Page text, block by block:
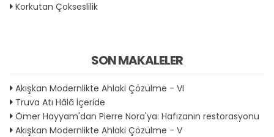
Korkutan Çokseslilik
SON MAKALELER
Akışkan Modernlikte Ahlaki Çözülme - VI
Truva Atı Hâlâ İçeride
Ömer Hayyam'dan Pierre Nora'ya: Hafızanın restorasyonu
Akışkan Modernlikte Ahlaki Çözülme - V